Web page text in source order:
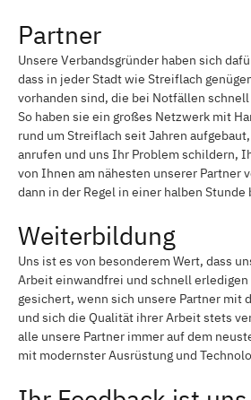
Partner
Unsere Verbandsgründer haben sich
dass in jeder Stadt wie Streiflach
vorhanden sind, die bei Notfällen
So haben sie ein großes Netzwerk mit
rund um Streiflach seit Jahren
anrufen und uns Ihr Problem schildern,
von Ihnen am nähesten unserer Partner
dann in der Regel in einer halben Stunde
Weiterbildung
Uns ist es von besonderem Wert, dass
Arbeit einwandfrei und schnell erledigen
gesichert, wenn sich unsere Partner mit
und sich die Qualität ihrer Arbeit stets
alle unsere Partner immer auf dem
mit modernster Ausrüstung und